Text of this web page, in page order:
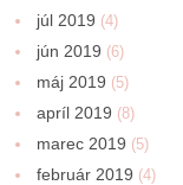
júl 2019 (4)
jún 2019 (6)
máj 2019 (5)
apríl 2019 (8)
marec 2019 (5)
február 2019 (4)